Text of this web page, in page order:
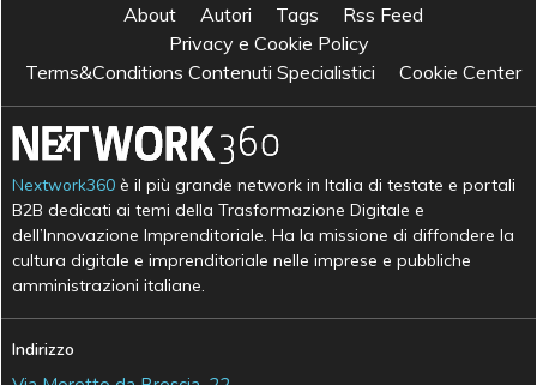
About Autori Tags
Rss Feed
Privacy e Cookie Policy
Terms&Conditions Contenuti Specialistici
Cookie Center
Nextwork360 è il più grande network in Italia di testate e portali
B2B dedicati ai temi della Trasformazione Digitale e
dell’Innovazione Imprenditoriale. Ha la missione di diffondere la
cultura digitale e imprenditoriale nelle imprese e pubbliche
amministrazioni italiane.
Indirizzo